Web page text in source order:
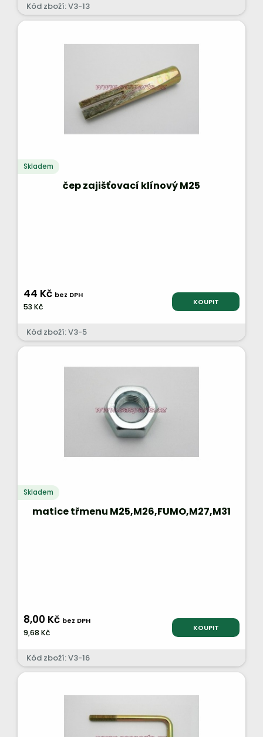
Kód zboží: V3-13
Skladem
čep zajišťovací klínový M25
44 Kč bez DPH
53 Kč KOUPIT
Kód zboží: V3-5
Skladem
matice třmenu M25,M26,FUMO,M27,M31
8,00 Kč bez DPH
9,68 Kč KOUPIT
Kód zboží: V3-16